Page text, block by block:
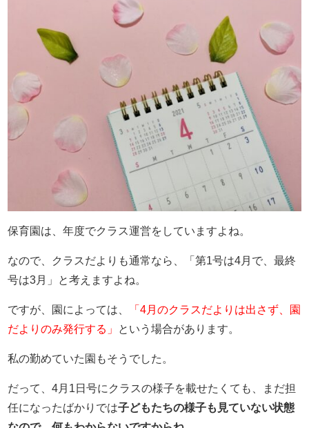
保育園は、年度でクラス運営をしていますよね。
なので、クラスだよりも通常なら、「第1号は4月で、最終
号は3月」と考えますよね。
ですが、園によっては、
「4月のクラスだよりは出さず、園
だよりのみ発行する」
という場合があります。
私の勤めていた園もそうでした。
だって、4月1日号にクラスの様子を載せたくても、まだ担
任になったばかりでは子どもたちの様子も見ていない状態